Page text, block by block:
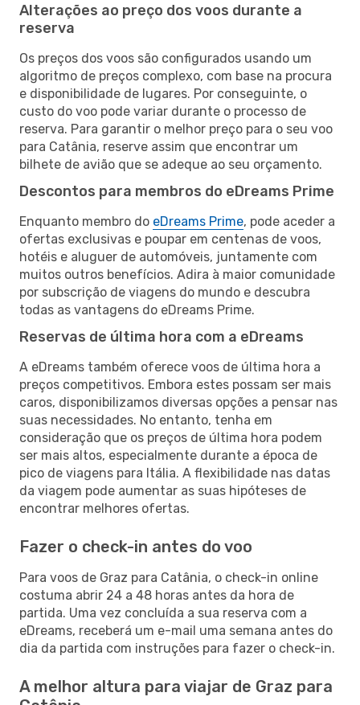
Alterações ao preço dos voos durante a
reserva
Os preços dos voos são configurados usando um
algoritmo de preços complexo, com base na procura
e disponibilidade de lugares. Por conseguinte, o
custo do voo pode variar durante o processo de
reserva. Para garantir o melhor preço para o seu voo
para Catânia, reserve assim que encontrar um
bilhete de avião que se adeque ao seu orçamento.
Descontos para membros do eDreams Prime
Enquanto membro do eDreams Prime, pode aceder a
ofertas exclusivas e poupar em centenas de voos,
hotéis e aluguer de automóveis, juntamente com
muitos outros benefícios. Adira à maior comunidade
por subscrição de viagens do mundo e descubra
todas as vantagens do eDreams Prime.
Reservas de última hora com a eDreams
A eDreams também oferece voos de última hora a
preços competitivos. Embora estes possam ser mais
caros, disponibilizamos diversas opções a pensar nas
suas necessidades. No entanto, tenha em
consideração que os preços de última hora podem
ser mais altos, especialmente durante a época de
pico de viagens para Itália. A flexibilidade nas datas
da viagem pode aumentar as suas hipóteses de
encontrar melhores ofertas.
Fazer o check-in antes do voo
Para voos de Graz para Catânia, o check-in online
costuma abrir 24 a 48 horas antes da hora de
partida. Uma vez concluída a sua reserva com a
eDreams, receberá um e-mail uma semana antes do
dia da partida com instruções para fazer o check-in.
A melhor altura para viajar de Graz para